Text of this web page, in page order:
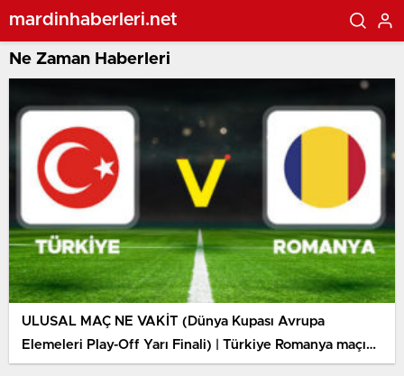
mardinhaberleri.net
Ne Zaman Haberleri
ULUSAL MAÇ NE VAKİT (Dünya Kupası Avrupa
Elemeleri Play-Off Yarı Finali) | Türkiye Romanya maçı
ne vakit, saat kaçta, hangi kanalda? Tarih belirli oldu!